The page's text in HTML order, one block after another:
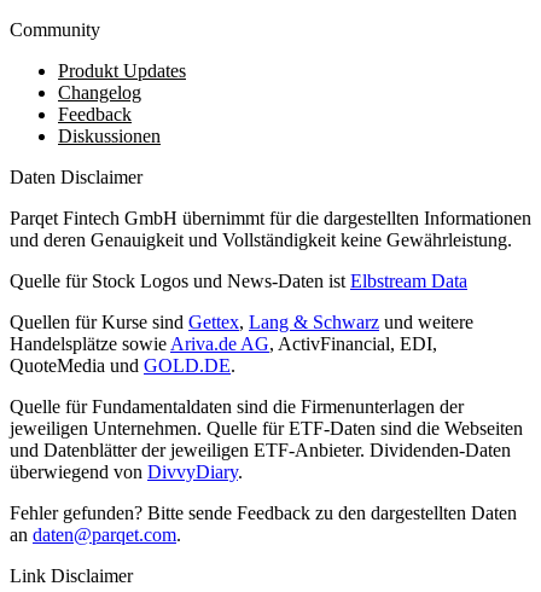
Community
Produkt Updates
Changelog
Feedback
Diskussionen
Daten Disclaimer
Parqet Fintech GmbH übernimmt für die dargestellten Informationen
und deren Genauigkeit und Vollständigkeit keine Gewährleistung.
Quelle für Stock Logos und News-Daten ist Elbstream Data
Quellen für Kurse sind Gettex, Lang & Schwarz und weitere
Handelsplätze sowie Ariva.de AG, ActivFinancial, EDI,
QuoteMedia und GOLD.DE.
Quelle für Fundamentaldaten sind die Firmenunterlagen der
jeweiligen Unternehmen. Quelle für ETF-Daten sind die Webseiten
und Datenblätter der jeweiligen ETF-Anbieter. Dividenden-Daten
überwiegend von DivvyDiary.
Fehler gefunden? Bitte sende Feedback zu den dargestellten Daten
an daten@parqet.com.
Link Disclaimer